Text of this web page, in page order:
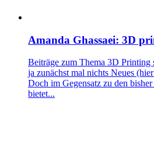
Amanda Ghassaei: 3D
Beiträge zum Thema 3D
ja zunächst mal nichts Neues
Doch im Gegensatz zu den
bietet...